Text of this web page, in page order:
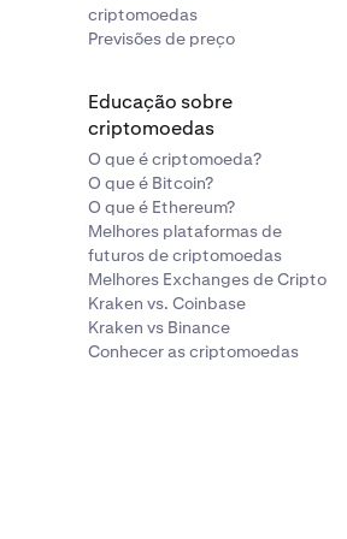
criptomoedas
Previsões de preço
Educação sobre
criptomoedas
O que é criptomoeda?
O que é Bitcoin?
O que é Ethereum?
Melhores plataformas de
futuros de criptomoedas
Melhores Exchanges de Cripto
Kraken vs. Coinbase
Kraken vs Binance
Conhecer as criptomoedas